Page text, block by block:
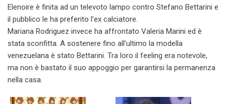
Elenoire è finita ad un televoto lampo contro Stefano Bettarini e
il pubblico le ha preferito l’ex calciatore.
Mariana Rodriguez invece ha affrontato Valeria Marini ed è
stata sconfitta. A sostenere fino all’ultimo la modella
venezuelana è stato Bettarini. Tra loro il feeling era notevole,
ma non è bastato il suo appoggio per garantirsi la permanenza
nella casa.